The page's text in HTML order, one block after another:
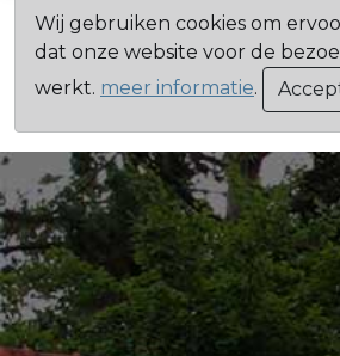
Wij gebruiken cookies om
dat onze website voor de
werkt. meer informatie.